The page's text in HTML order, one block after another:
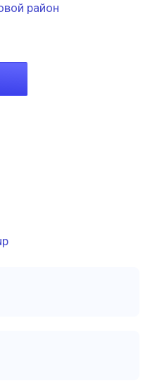
район